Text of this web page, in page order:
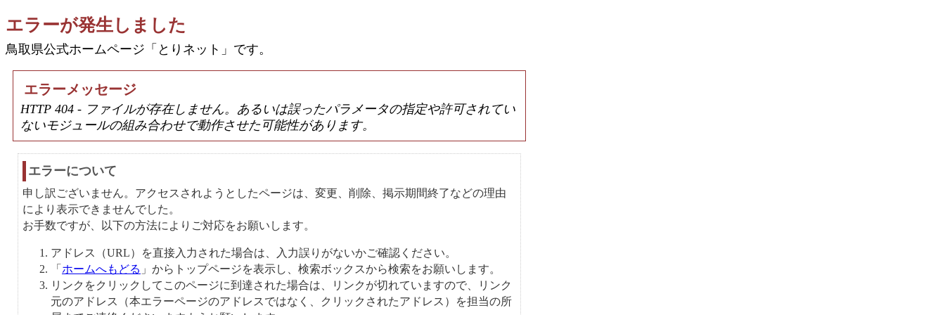
エラーが発生しました
鳥取県公式ホームページ「とりネット」です。
エラーメッセージ
HTTP 404 - ファイルが存在しません。あるいは誤ったパラメータの指定や許可されてい
ないモジュールの組み合わせで動作させた可能性があります。
エラーについて
申し訳ございません。アクセスされようとしたページは、変更、削除、掲示期間終了などの理由
により表示できませんでした。
お手数ですが、以下の方法によりご対応をお願いします。
アドレス（URL）を直接入力された場合は、入力誤りがないかご確認ください。
「 ホームへもどる 」からトップページを表示し、検索ボックスから検索をお願いします。
リンクをクリックしてこのページに到達された場合は、リンクが切れていますので、リンク
元のアドレス（本エラーページのアドレスではなく、クリックされたアドレス）を担当の所